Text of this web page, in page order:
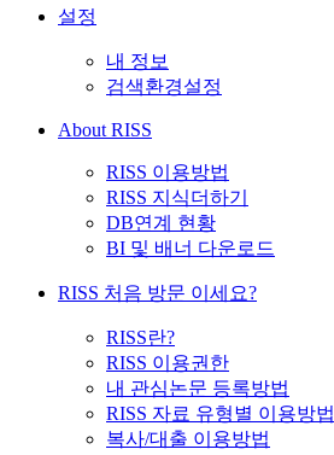
설정
내 정보
검색환경설정
About RISS
RISS 이용방법
RISS 지식더하기
DB연계 현황
BI 및 배너 다운로드
RISS 처음 방문 이세요?
RISS란?
RISS 이용권한
내 관심논문 등록방법
RISS 자료 유형별 이용방법
복사/대출 이용방법